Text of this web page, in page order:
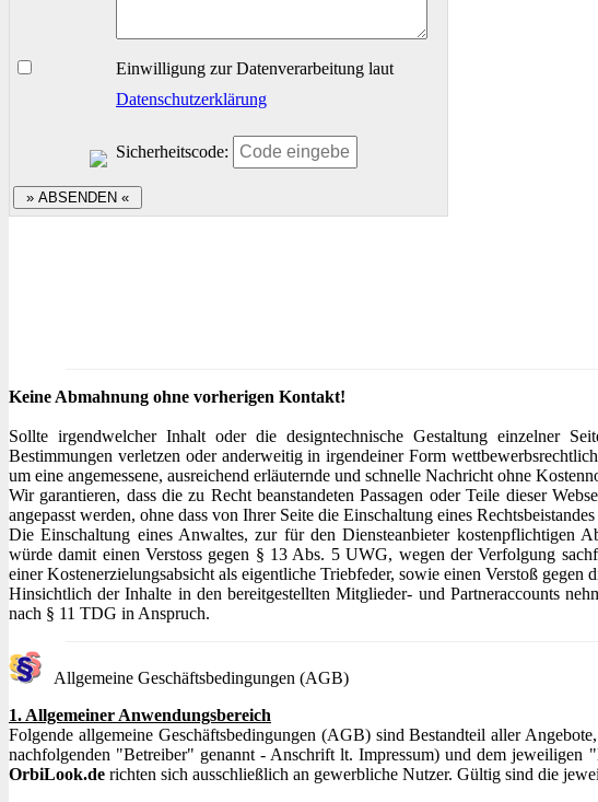
Einwilligung zur Datenverarbeitung laut
Datenschutzerklärung
Sicherheitscode:
Keine Abmahnung ohne vorherigen Kontakt!
Sollte irgendwelcher Inhalt oder die designtechnische Gestaltung einzelner
Bestimmungen verletzen oder anderweitig in irgendeiner Form
um eine angemessene, ausreichend erläuternde und schnelle Nachricht ohne
Wir garantieren, dass die zu Recht beanstandeten Passagen oder Teile dieser
angepasst werden, ohne dass von Ihrer Seite die Einschaltung eines
Die Einschaltung eines Anwaltes, zur für den Diensteanbieter kostenpflichtigen
würde damit einen Verstoss gegen § 13 Abs. 5 UWG, wegen der Verfolgung
einer Kostenerzielungsabsicht als eigentliche Triebfeder, sowie einen Verstoß gegen
Hinsichtlich der Inhalte in den bereitgestellten Mitglieder- und Partneraccounts
nach § 11 TDG in Anspruch.
Allgemeine Geschäftsbedingungen (AGB)
1. Allgemeiner Anwendungsbereich
Folgende allgemeine Geschäftsbedingungen (AGB) sind Bestandteil aller
nachfolgenden "Betreiber" genannt - Anschrift lt. Impressum) und dem
OrbiLook.de richten sich ausschließlich an gewerbliche Nutzer. Gültig sind die